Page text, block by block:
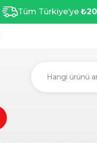
Tüm Türkiye’ye